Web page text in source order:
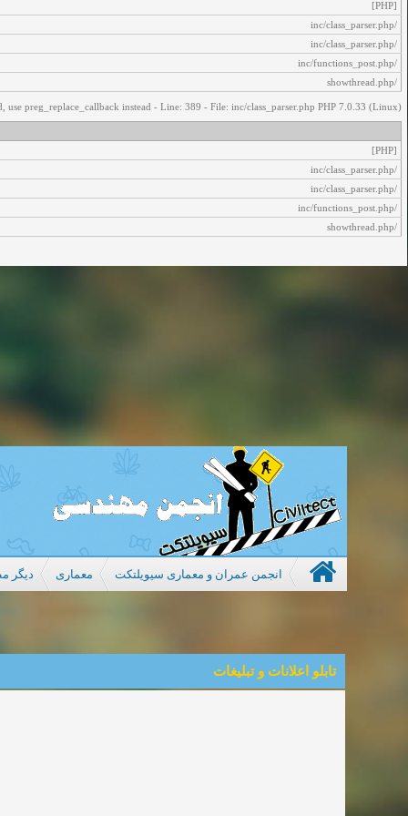
[PHP]
/inc/class_parser.php
/inc/class_parser.php
/inc/functions_post.php
/showthread.php
preg_replace_callback instead - Line: 389 - File: inc/class_parser.php PHP 7.0.33 (Linux)
[PHP]
/inc/class_parser.php
/inc/class_parser.php
/inc/functions_post.php
/showthread.php
انجمن عمران و معماری سیویلتکت معماری دیگر
تابلو اعلانات و تبلیغات